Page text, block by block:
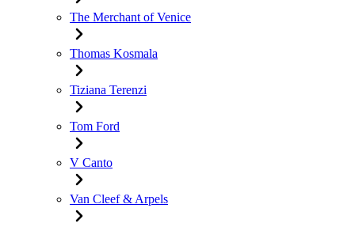
The Merchant of Venice
Thomas Kosmala
Tiziana Terenzi
Tom Ford
V Canto
Van Cleef & Arpels